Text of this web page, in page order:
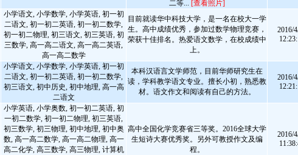
二等... [查看照片]
小学语文, 小学数学, 小学英语, 初一初
二语文, 初一初二英语, 初一初二数学,
初一初二物理, 初三语文, 初三英语, 初
三数学, 高一高二语文, 高一高二英语,
高一高二数学
目前就读华中科技大学，是一名在校大一学
生。高中成绩优秀，参加过数学物理竞赛，
荣获十佳排名。热爱语文数学，在校成绩中
上。
2016/
小学语文, 小学数学, 小学英语, 初一初
二语文, 初一初二英语, 初一初二数学,
初三语文, 初中历史, 初中地理, 高一高
二语文
本科汉语言文学师范，目前华师研究生在
读，学科教学语文专业。擅长小初，熟悉教
材。语文作文和阅读有自己的方法。
2016/
小学英语, 小学奥数, 初一初二英语, 初
一初二数学, 初一初二物理, 初三英语,
初三数学, 初三物理, 初中地理, 初中奥
数, 高一高二数学, 高一高二物理, 高一
高二化学, 高三数学, 高三物理, 计算机
高中全国化学竞赛省三等奖。2016全球大学
生短诗大赛优秀奖。另外可教授作文及编
程。
2016/